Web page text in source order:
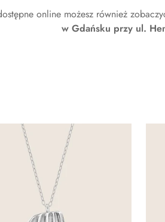
online możesz również
w Gdańsku przy ul.